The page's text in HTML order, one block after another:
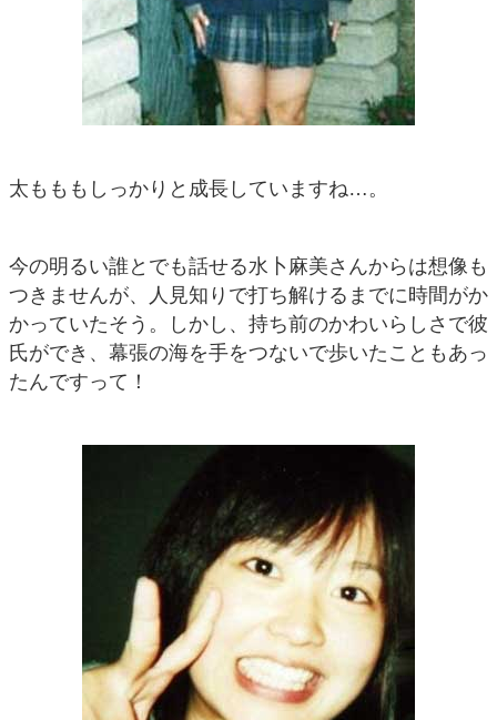
太もももしっかりと成長していますね…。
今の明るい誰とでも話せる水卜麻美さんからは想像も
つきませんが、人見知りで打ち解けるまでに時間がか
かっていたそう。しかし、持ち前のかわいらしさで彼
氏ができ、幕張の海を手をつないで歩いたこともあっ
たんですって！